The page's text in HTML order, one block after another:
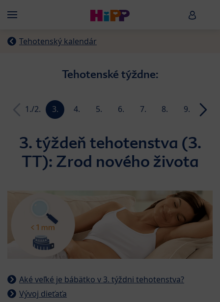
Menü HiPP
Tehotenský kalendár
Tehotenské týždne:
1./2.
3.
4.
5.
6.
7.
8.
9.
10.
3. týždeň tehotenstva (3.
TT): Zrod nového života
Aké veľké je bábätko v 3. týždni tehotenstva?
Vývoj dieťaťa